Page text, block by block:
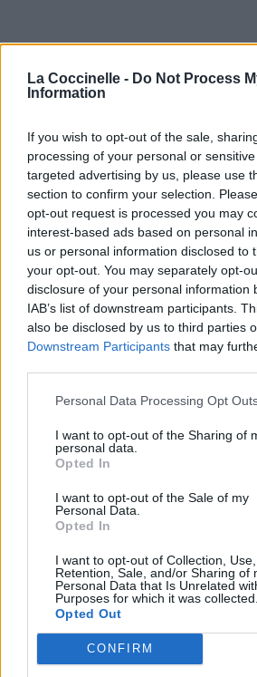
La Coccinelle - Do Not Process
Information
If you wish to opt-out of the sale,
processing of your personal or
targeted advertising by us, please use
section to confirm your selection.
opt-out request is processed you may
interest-based ads based on personal
us or personal information disclosed to
your opt-out. You may separately opt-
disclosure of your personal information
IAB’s list of downstream participants.
also be disclosed by us to third parties
Downstream Participants that may
Personal Data Processing Opt
I want to opt-out of the Sharing of
personal data.
Opted In
I want to opt-out of the Sale of my
Personal Data.
Opted In
I want to opt-out of Collection, Use,
Retention, Sale, and/or Sharing of
Personal Data that Is Unrelated
Purposes for which it was collected.
Opted Out
CONFIRM